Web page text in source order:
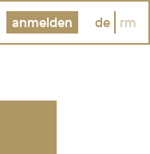
anmelden de rm